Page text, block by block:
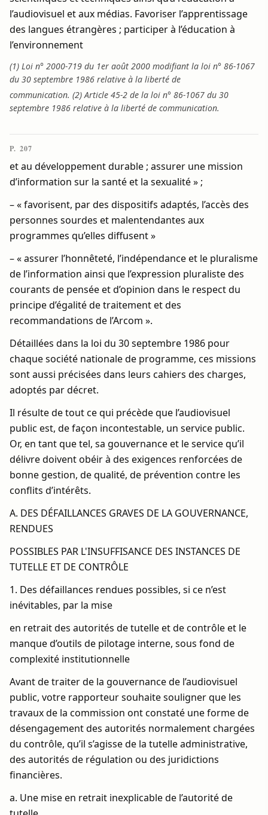
l’audiovisuel et aux médias. Favoriser l’apprentissage
des langues étrangères ; participer à l’éducation à
l’environnement
(1) Loi n° 2000-719 du 1er août 2000 modifiant la loi n° 86-1067
du 30 septembre 1986 relative à la liberté de
communication. (2) Article 45-2 de la loi n° 86-1067 du 30
septembre 1986 relative à la liberté de communication.
P. 207
et au développement durable ; assurer une mission
d’information sur la santé et la sexualité » ;
– « favorisent, par des dispositifs adaptés, l’accès des
personnes sourdes et malentendantes aux
programmes qu’elles diffusent »
– « assurer l’honnêteté, l’indépendance et le pluralisme
de l’information ainsi que l’expression pluraliste des
courants de pensée et d’opinion dans le respect du
principe d’égalité de traitement et des
recommandations de l’Arcom ».
Détaillées dans la loi du 30 septembre 1986 pour
chaque société nationale de programme, ces missions
sont aussi précisées dans leurs cahiers des charges,
adoptés par décret.
Il résulte de tout ce qui précède que l’audiovisuel
public est, de façon incontestable, un service public.
Or, en tant que tel, sa gouvernance et le service qu’il
délivre doivent obéir à des exigences renforcées de
bonne gestion, de qualité, de prévention contre les
conflits d’intérêts.
A. DES DÉFAILLANCES GRAVES DE LA GOUVERNANCE,
RENDUES
POSSIBLES PAR L'INSUFFISANCE DES INSTANCES DE
TUTELLE ET DE CONTRÔLE
1. Des défaillances rendues possibles, si ce n’est
inévitables, par la mise
en retrait des autorités de tutelle et de contrôle et le
manque d’outils de pilotage interne, sous fond de
complexité institutionnelle
Avant de traiter de la gouvernance de l’audiovisuel
public, votre rapporteur souhaite souligner que les
travaux de la commission ont constaté une forme de
désengagement des autorités normalement chargées
du contrôle, qu’il s’agisse de la tutelle administrative,
des autorités de régulation ou des juridictions
financières.
a. Une mise en retrait inexplicable de l’autorité de